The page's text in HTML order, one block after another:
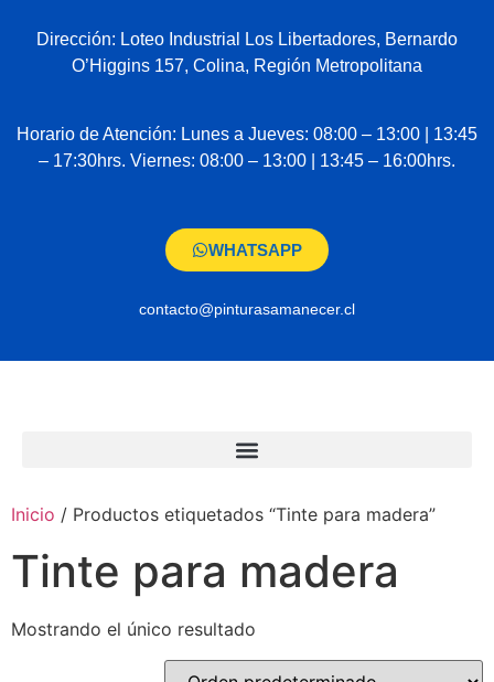
Dirección: Loteo Industrial Los Libertadores, Bernardo
O’Higgins 157, Colina, Región Metropolitana
Horario de Atención: Lunes a Jueves: 08:00 – 13:00 | 13:45
– 17:30hrs. Viernes: 08:00 – 13:00 | 13:45 – 16:00hrs.
WHATSAPP
contacto@pinturasamanecer.cl
Inicio / Productos etiquetados “Tinte para madera”
Tinte para madera
Mostrando el único resultado